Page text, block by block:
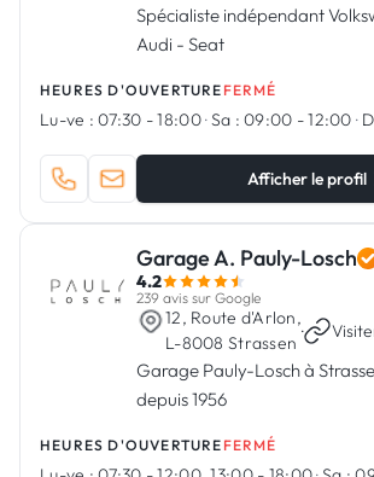
Spécialiste indépendant
Audi - Seat
HEURES D'OUVERTURE FERMÉ
Lu-ve : 07:30 - 18:00·Sa : 09:00 - 12:00·
Afficher le profil
Garage A. Pauly-Losch
4.2
239 avis sur Google
12, Route d'Arlon,
L-8008 Strassen
·
Garage Pauly-Losch à
depuis 1956
HEURES D'OUVERTURE FERMÉ